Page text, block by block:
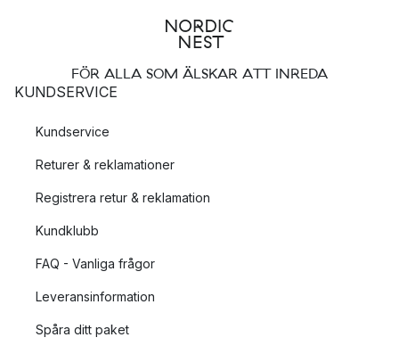
FÖR ALLA SOM ÄLSKAR ATT INREDA
KUNDSERVICE
Kundservice
Returer & reklamationer
Registrera retur & reklamation
Kundklubb
FAQ - Vanliga frågor
Leveransinformation
Spåra ditt paket